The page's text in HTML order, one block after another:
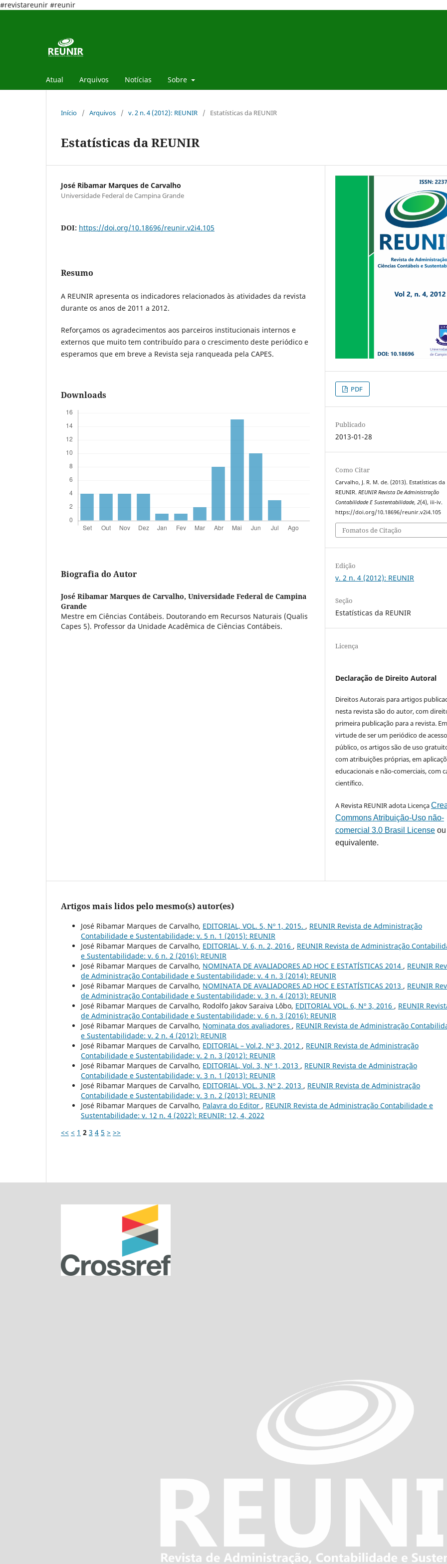
#revistareunir #reunir
Atual Arquivos Notícias Sobre
Início / Arquivos / v. 2 n. 4 (2012): REUNIR / Estatísticas da REUNIR
Estatísticas da REUNIR
José Ribamar Marques de Carvalho
Universidade Federal de Campina Grande
DOI: https://doi.org/10.18696/reunir.v2i4.105
Resumo
A REUNIR apresenta os indicadores relacionados às atividades da revista
durante os anos de 2011 a 2012.
Reforçamos os agradecimentos aos parceiros institucionais internos e
externos que muito tem contribuído para o crescimento deste periódico e
esperamos que em breve a Revista seja ranqueada pela CAPES.
Downloads
Biografia do Autor
José Ribamar Marques de Carvalho, Universidade Federal de Campina
Grande
Mestre em Ciências Contábeis. Doutorando em Recursos Naturais (Qualis
Capes 5). Professor da Unidade Acadêmica de Ciências Contábeis.
PDF
Publicado
2013-01-28
Como Citar
Carvalho, J. R. M. de. (2013). Estatísticas da
REUNIR.REUNIR Revista De Administração
Contabilidade E Sustentabilidade,2(4), iii-iv.
https://doi.org/10.18696/reunir.v2i4.105
Fomatos de Citação
Edição
v. 2 n. 4 (2012): REUNIR
Seção
Estatísticas da REUNIR
Licença
Declaração de Direito Autoral
Direitos Autorais para artigos
nesta revista são do autor, com
primeira publicação para a revista. Em
virtude de ser um periódico de acesso
público, os artigos são de uso
com atribuições próprias, em
educacionais e não-comerciais, com
científico.
A Revista REUNIR adota Licença
Commons Atribuição-Uso não-
comercial 3.0 Brasil License
equivalente.
Artigos mais lidos pelo mesmo(s) autor(es)
José Ribamar Marques de Carvalho, EDITORIAL, VOL. 5, Nº 1, 2015. , REUNIR Revista de Administração
Contabilidade e Sustentabilidade: v. 5 n. 1 (2015): REUNIR
José Ribamar Marques de Carvalho, EDITORIAL, V. 6, n. 2, 2016 , REUNIR Revista de Administração
e Sustentabilidade: v. 6 n. 2 (2016): REUNIR
José Ribamar Marques de Carvalho, NOMINATA DE AVALIADORES AD HOC E ESTATÍSTICAS 2014 , REUNIR
de Administração Contabilidade e Sustentabilidade: v. 4 n. 3 (2014): REUNIR
José Ribamar Marques de Carvalho, NOMINATA DE AVALIADORES AD HOC E ESTATÍSTICAS 2013 , REUNIR
de Administração Contabilidade e Sustentabilidade: v. 3 n. 4 (2013): REUNIR
José Ribamar Marques de Carvalho, Rodolfo Jakov Saraiva Lôbo, EDITORIAL VOL. 6, Nº 3, 2016 , REUNIR
de Administração Contabilidade e Sustentabilidade: v. 6 n. 3 (2016): REUNIR
José Ribamar Marques de Carvalho, Nominata dos avaliadores , REUNIR Revista de Administração
e Sustentabilidade: v. 2 n. 4 (2012): REUNIR
José Ribamar Marques de Carvalho, EDITORIAL – Vol.2, Nº 3, 2012 , REUNIR Revista de Administração
Contabilidade e Sustentabilidade: v. 2 n. 3 (2012): REUNIR
José Ribamar Marques de Carvalho, EDITORIAL, Vol. 3, Nº 1, 2013 , REUNIR Revista de Administração
Contabilidade e Sustentabilidade: v. 3 n. 1 (2013): REUNIR
José Ribamar Marques de Carvalho, EDITORIAL, VOL. 3, Nº 2, 2013 , REUNIR Revista de Administração
Contabilidade e Sustentabilidade: v. 3 n. 2 (2013): REUNIR
José Ribamar Marques de Carvalho, Palavra do Editor , REUNIR Revista de Administração Contabilidade e
Sustentabilidade: v. 12 n. 4 (2022): REUNIR: 12, 4, 2022
<< < 1 2 3 4 5 > >>